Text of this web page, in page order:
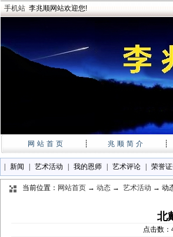
手机站 李兆顺网站欢迎您!
网站首页 ┊ 兆顺简介 ┊
新闻 艺术活动 我的恩师 艺术评论 荣誉
当前位置： 网站首页 → 动态 → 艺术活动 → 动
北
点击数